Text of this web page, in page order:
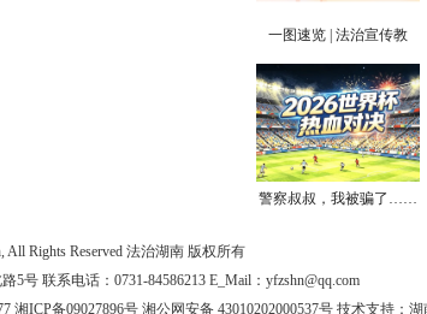
一图速览 | 法治宣传教
育“九五”规划任务清单
警察叔叔，我被骗了……
All Rights Reserved 法治湖南 版权所有
号 联系电话：0731-84586213 E_Mail：yfzshn@qq.com
ICP备09027896号 湘公网安备 43010202000537号 技术支持：湖